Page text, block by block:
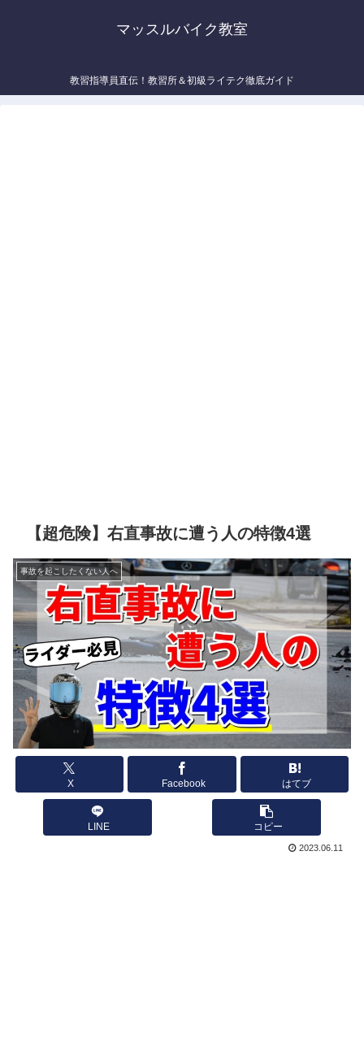
マッスルバイク教室
教習指導員直伝！教習所＆初級ライテク徹底ガイド
【超危険】右直事故に遭う人の特徴4選
事故を起こしたくない人へ
X Facebook はてブ
LINE コピー
2023.06.11